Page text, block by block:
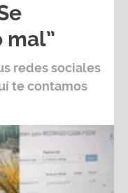
mal”
redes sociales
te contamos